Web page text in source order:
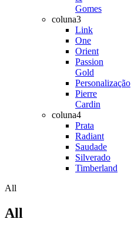
Gomes
coluna3
Link
One
Orient
Passion
Gold
Personalização
Pierre
Cardin
coluna4
Prata
Radiant
Saudade
Silverado
Timberland
All
All